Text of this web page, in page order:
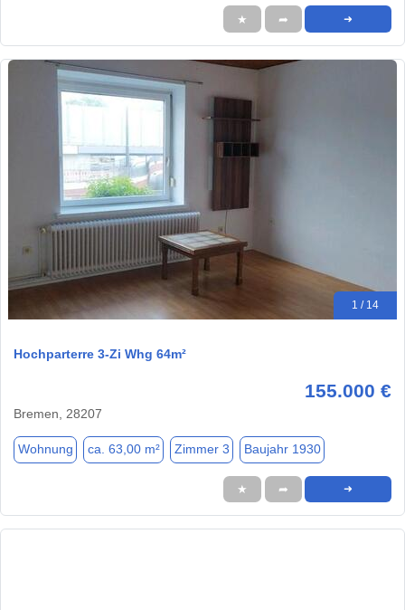
★ ➦ ➜
1 / 14
Hochparterre 3-Zi Whg 64m²
155.000 €
Bremen, 28207
Wohnung ca. 63,00 m² Zimmer 3 Baujahr 1930
★ ➦ ➜